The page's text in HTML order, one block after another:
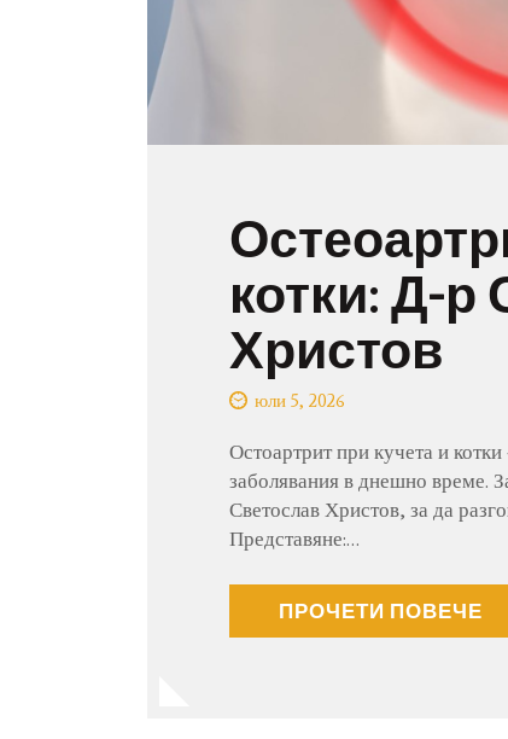
котки: Д-р
Христов
юли 5, 2026
Остоартрит при кучета и
заболявания в днешно време.
Светослав Христов, за да
Представяне:…
ПРОЧЕТИ ПОВЕЧЕ